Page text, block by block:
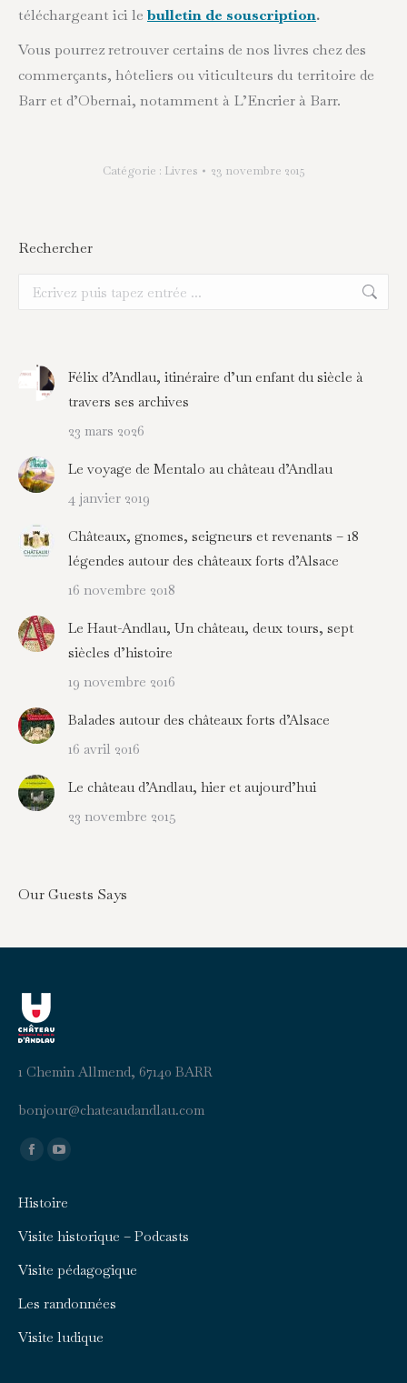
téléchargeant ici le bulletin de souscription.
Vous pourrez retrouver certains de nos livres chez des
commerçants, hôteliers ou viticulteurs du territoire de
Barr et d’Obernai, notamment à L’Encrier à Barr.
Catégorie : Livres 23 novembre 2015
Rechercher
Recherche
Félix d’Andlau, itinéraire d’un enfant du siècle à
travers ses archives
23 mars 2026
Le voyage de Mentalo au château d’Andlau
4 janvier 2019
Châteaux, gnomes, seigneurs et revenants – 18
légendes autour des châteaux forts d’Alsace
16 novembre 2018
Le Haut-Andlau, Un château, deux tours, sept
siècles d’histoire
19 novembre 2016
Balades autour des châteaux forts d’Alsace
16 avril 2016
Le château d’Andlau, hier et aujourd’hui
23 novembre 2015
Our Guests Says
1 Chemin Allmend, 67140 BARR
moc.u
aldna
duaet
ahc@r
uojno
b
Trouvez nous sur :
Facebook
opens
in
window
YouTube
opens
in
window
Histoire
Visite historique – Podcasts
Visite pédagogique
Les randonnées
Visite ludique